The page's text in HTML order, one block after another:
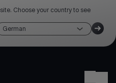
Choose your country to see
German